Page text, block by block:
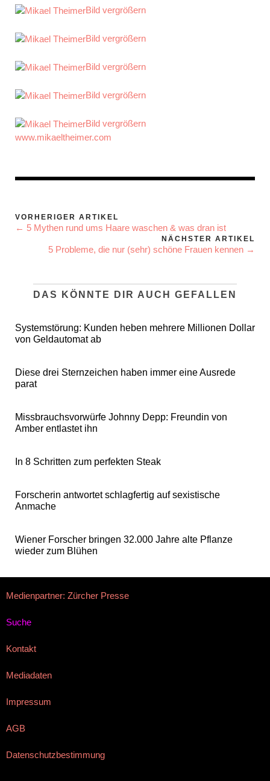
Bild vergrößern
Bild vergrößern
Bild vergrößern
Bild vergrößern
Bild vergrößern
www.mikaeltheimer.com
VORHERIGER ARTIKEL
← 5 Mythen rund ums Haare waschen & was dran ist
NÄCHSTER ARTIKEL
5 Probleme, die nur (sehr) schöne Frauen kennen →
DAS KÖNNTE DIR AUCH GEFALLEN
Systemstörung: Kunden heben mehrere Millionen Dollar
von Geldautomat ab
Diese drei Sternzeichen haben immer eine Ausrede
parat
Missbrauchsvorwürfe Johnny Depp: Freundin von
Amber entlastet ihn
In 8 Schritten zum perfekten Steak
Forscherin antwortet schlagfertig auf sexistische
Anmache
Wiener Forscher bringen 32.000 Jahre alte Pflanze
wieder zum Blühen
Medienpartner: Zürcher Presse
Suche
Kontakt
Mediadaten
Impressum
AGB
Datenschutzbestimmung